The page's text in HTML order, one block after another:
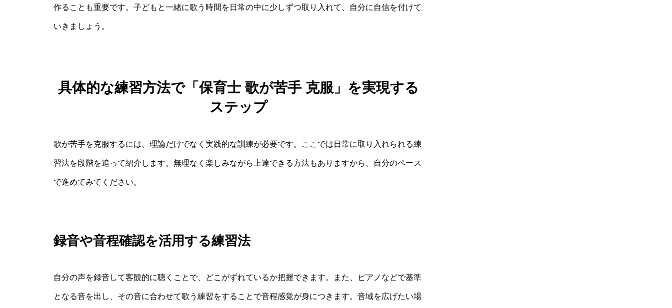
作ることも重要です。子どもと一緒に歌う時間を日常の中に少しずつ取り入れて、自分に自信を付けて
いきましょう。
具体的な練習方法で「保育士 歌が苦手 克服」を実現する
ステップ
歌が苦手を克服するには、理論だけでなく実践的な訓練が必要です。ここでは日常に取り入れられる練
習法を段階を追って紹介します。無理なく楽しみながら上達できる方法もありますから、自分のペース
で進めてみてください。
録音や音程確認を活用する練習法
自分の声を録音して客観的に聴くことで、どこがずれているか把握できます。また、ピアノなどで基準
となる音を出し、その音に合わせて歌う練習をすることで音程感覚が身につきます。音域を広げたい場